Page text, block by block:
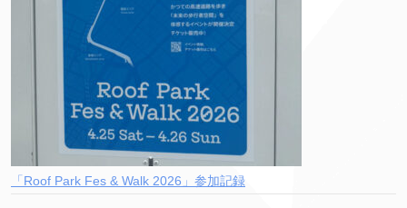
「Roof Park Fes & Walk 2026」参加記録